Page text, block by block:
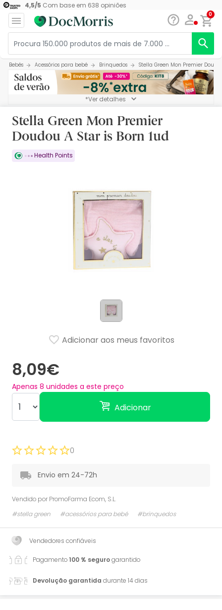
4,5/5 Com base em 638 opiniões
0
Bebés Acessórios para bebé Brinquedos Stella Green Mon Premier
*Ver detalhes
Stella Green Mon Premier
Doudou A Star is Born 1ud
Health Points
8,09€
Apenas 8 unidades a este preço
Adicionar
Adicionar aos meus favoritos
0
Envio em 24-72h
Vendido por PromoFarma Ecom, S.L.
#stella green
#acessórios para bebé #brinquedos
Vendedores confiáveis
Pagamento100 % segurogarantido
Devolução garantida durante 14 dias